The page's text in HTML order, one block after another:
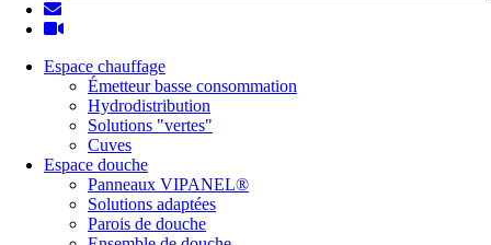
Espace chauffage
Émetteur basse consommation
Hydrodistribution
Solutions "vertes"
Cuves
Espace douche
Panneaux VIPANEL®
Solutions adaptées
Parois de douche